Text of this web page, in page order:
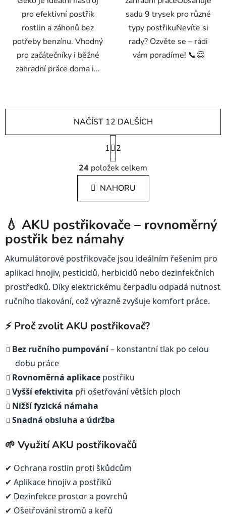
pro efektivní postřik
rostlin a záhonů bez
potřeby benzínu. Vhodný
pro začátečníky i běžné
zahradní práce doma i...
sadu 9 trysek pro různé
typy postřikuNevíte si
rady? Ozvěte se – rádi
vám poradíme! 📞😊
O
v
l
á
d
c
í
r
v
k
y
v
p
s
NAČÍST 12 DALŠÍCH
S
t
r
á
n
k
n
í
1
2
24 položek celkem
NAHORU
💧 AKU postřikovače – rovnoměrný
postřik bez námahy
Akumulátorové postřikovače jsou ideálním řešením pro
aplikaci hnojiv, pesticidů, herbicidů nebo dezinfekčních
prostředků. Díky elektrickému čerpadlu odpadá nutnost
ručního tlakování, což výrazně zvyšuje komfort práce.
⚡ Proč zvolit AKU postřikovač?
Bez ručního pumpování– konstantní tlak po celou
dobu práce
Rovnoměrná aplikace postřiku
Vyšší efektivita při ošetřování větších ploch
Nižší fyzická námaha
Snadná obsluha a údržba
🌱 Využití AKU postřikovačů
✔ Ochrana rostlin proti škůdcům
✔ Aplikace hnojiv a postřiků
✔ Dezinfekce prostor a povrchů
✔ Ošetřování stromů a keřů